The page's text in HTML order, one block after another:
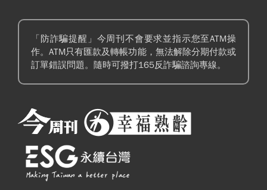
「防詐騙提醒」今周刊不會要求並指示您至ATM操
作。ATM只有匯款及轉帳功能，無法解除分期付款或
訂單錯誤問題。隨時可撥打165反詐騙諮詢專線。